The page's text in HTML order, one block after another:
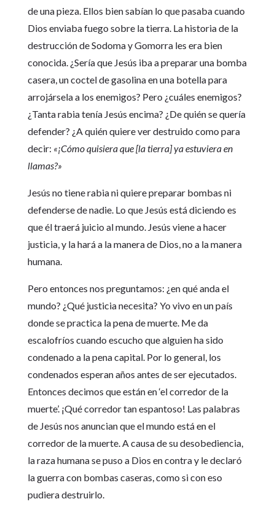
de una pieza. Ellos bien sabían lo que pasaba cuando
Dios enviaba fuego sobre la tierra. La historia de la
destrucción de Sodoma y Gomorra les era bien
conocida. ¿Sería que Jesús iba a preparar una bomba
casera, un coctel de gasolina en una botella para
arrojársela a los enemigos? Pero ¿cuáles enemigos?
¿Tanta rabia tenía Jesús encima? ¿De quién se quería
defender? ¿A quién quiere ver destruido como para
decir: «¡Cómo quisiera que [la tierra] ya estuviera en
llamas?»
Jesús no tiene rabia ni quiere preparar bombas ni
defenderse de nadie. Lo que Jesús está diciendo es
que él traerá juicio al mundo. Jesús viene a hacer
justicia, y la hará a la manera de Dios, no a la manera
humana.
Pero entonces nos preguntamos: ¿en qué anda el
mundo? ¿Qué justicia necesita? Yo vivo en un país
donde se practica la pena de muerte. Me da
escalofríos cuando escucho que alguien ha sido
condenado a la pena capital. Por lo general, los
condenados esperan años antes de ser ejecutados.
Entonces decimos que están en ‘el corredor de la
muerte’. ¡Qué corredor tan espantoso! Las palabras
de Jesús nos anuncian que el mundo está en el
corredor de la muerte. A causa de su desobediencia,
la raza humana se puso a Dios en contra y le declaró
la guerra con bombas caseras, como si con eso
pudiera destruirlo.